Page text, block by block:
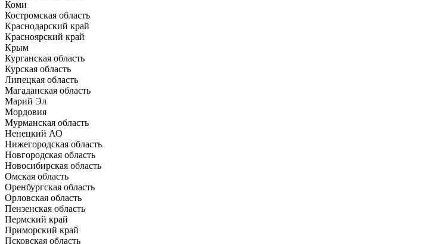
Коми
Костромская область
Краснодарский край
Красноярский край
Крым
Курганская область
Курская область
Липецкая область
Магаданская область
Марий Эл
Мордовия
Мурманская область
Ненецкий АО
Нижегородская область
Новгородская область
Новосибирская область
Омская область
Оренбургская область
Орловская область
Пензенская область
Пермский край
Приморский край
Псковская область